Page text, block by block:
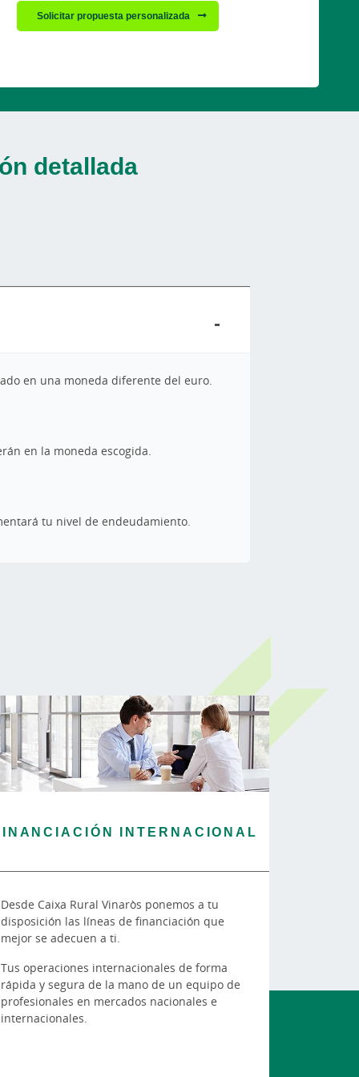
Solicitar propuesta personalizada
detallada
en una moneda diferente del euro.
en la moneda escogida.
tu nivel de endeudamiento.
INTERNACIONAL
Desde Caixa Rural Vinaròs ponemos a tu
disposición las líneas de financiación que
mejor se adecuen a ti.
Tus operaciones internacionales de forma
rápida y segura de la mano de un equipo de
profesionales en mercados nacionales e
internacionales.